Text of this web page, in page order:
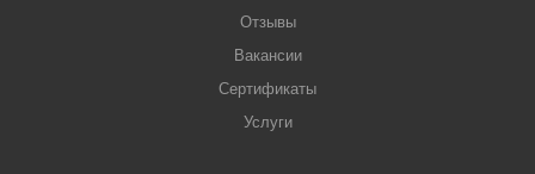
Отзывы
Вакансии
Сертификаты
Услуги